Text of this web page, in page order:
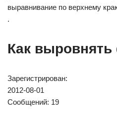
выравнивание по верхнему
.
Как
Зарегистрирован:
2012-08-01
Сообщений: 19